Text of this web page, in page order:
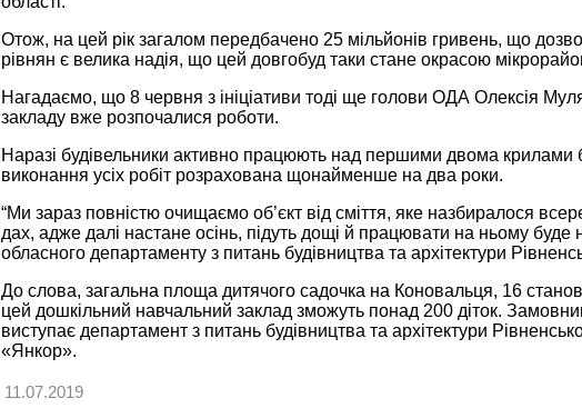
Отож, на цей рік загалом передбачено 25 мільйонів гривень, що
рівнян є велика надія, що цей довгобуд таки стане окрасою
Нагадаємо, що 8 червня з ініціативи тоді ще голови ОДА Олексія
закладу вже розпочалися роботи.
Наразі будівельники активно працюють над першими двома крилами
виконання усіх робіт розрахована щонайменше на два роки.
“Ми зараз повністю очищаємо об’єкт від сміття, яке назбиралося
дах, адже далі настане осінь, підуть дощі й працювати на ньому
обласного департаменту з питань будівництва та архітектури
До слова, загальна площа дитячого садочка на Коновальця, 16
цей дошкільний навчальний заклад зможуть понад 200 діток.
виступає департамент з питань будівництва та архітектури
«Янкор».
11.07.2019